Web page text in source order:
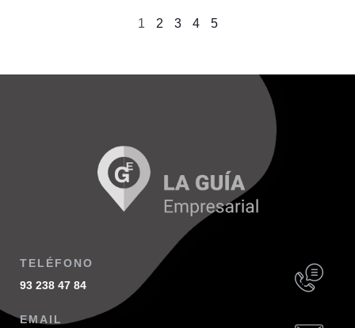
1 2 3 4 5
TELÉFONO
93 238 47 84
EMAIL